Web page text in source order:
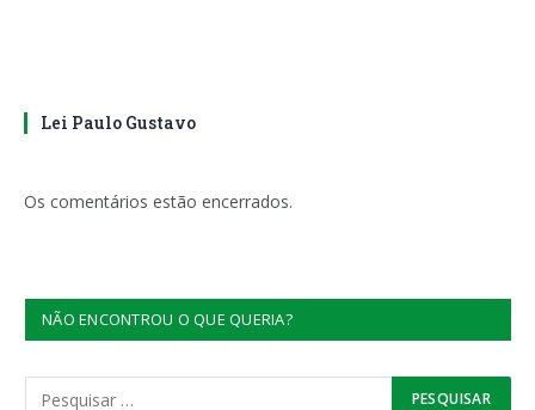
Lei Paulo Gustavo
Os comentários estão encerrados.
NÃO ENCONTROU O QUE QUERIA?